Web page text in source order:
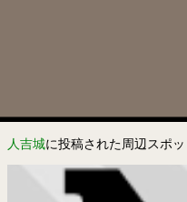
人吉城に投稿された周辺スポ